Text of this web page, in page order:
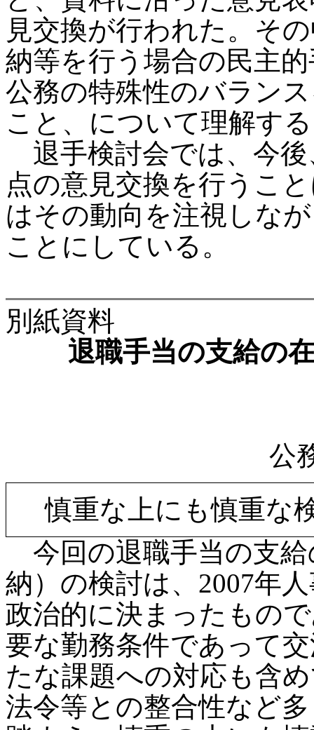
見交換が行われた。そ
納等を行う場合の民主
公務の特殊性のバラン
こと、について理解す
退手検討会では、今
点の意見交換を行うこ
はその動向を注視しな
ことにしている。
別紙資料
退職手当の支給の
公
慎重な上にも慎重な
今回の退職手当の支給
納）の検討は、2007年
政治的に決まったもの
要な勤務条件であって
たな課題への対応も含
法令等との整合性など